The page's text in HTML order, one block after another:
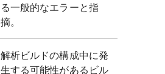
る一般的なエラーと指
摘。
解析ビルドの構成中に発
生する可能性があるビル